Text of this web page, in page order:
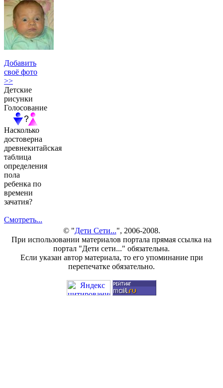
Добавить
своё фото
>>
Детские
рисунки
Голосование
Насколько
достоверна
древнекитайская
таблица
определения
пола
ребенка по
времени
зачатия?
Смотреть...
© "Дети Сети...", 2006-2008.
При использовании материалов портала прямая ссылка на
портал "Дети сети..." обязательна.
Если указан автор материала, то его упоминание при
перепечатке обязательно.